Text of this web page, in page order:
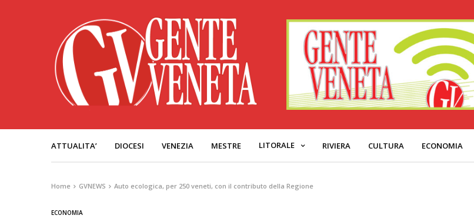
ATTUALITA’ DIOCESI VENEZIA MESTRE LITORALE RIVIERA CULTURA ECONOMIA
Home GVNEWS Auto ecologica, per 250 veneti, con il contributo della Regione
ECONOMIA